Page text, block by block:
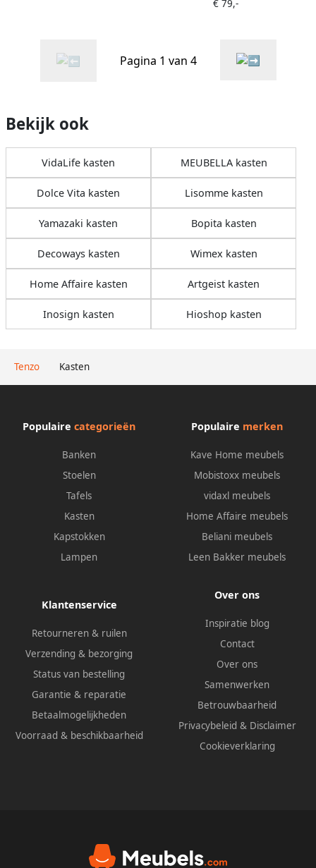
Tenzo Kasten
€ 79,-
Pagina 1 van 4
Bekijk ook
VidaLife kasten MEUBELLA kasten
Dolce Vita kasten Lisomme kasten
Yamazaki kasten Bopita kasten
Decoways kasten Wimex kasten
Home Affaire kasten Artgeist kasten
Inosign kasten Hioshop kasten
Populaire categorieën
Banken
Stoelen
Tafels
Kasten
Kapstokken
Lampen
Populaire merken
Kave Home meubels
Mobistoxx meubels
vidaxl meubels
Home Affaire meubels
Beliani meubels
Leen Bakker meubels
Klantenservice
Retourneren & ruilen
Verzending & bezorging
Status van bestelling
Garantie & reparatie
Betaalmogelijkheden
Voorraad & beschikbaarheid
Over ons
Inspiratie blog
Contact
Over ons
Samenwerken
Betrouwbaarheid
Privacybeleid & Disclaimer
Cookieverklaring